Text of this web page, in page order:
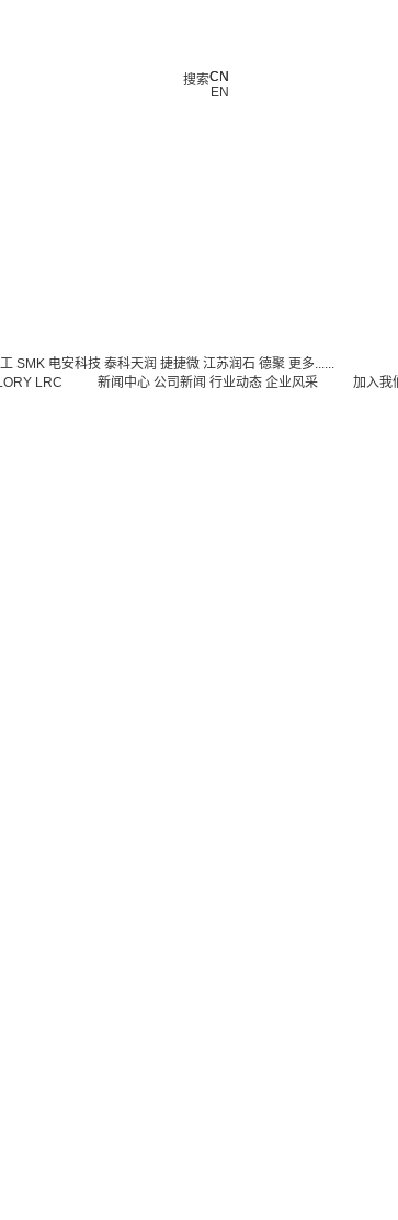
CN
CN
EN
搜索
SMK 电安科技 泰科天润 捷捷微 江苏润石 德聚 更多......
LRC 新闻中心 公司新闻 行业动态 企业风采 加入我